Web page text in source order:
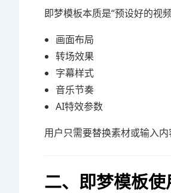
即梦模板本质是“预设好的视频
画面布局
转场效果
字幕样式
音乐节奏
AI特效参数
用户只需要替换素材或输入内
二、即梦模板使